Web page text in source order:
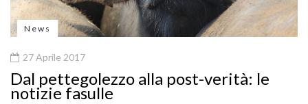
News
27 Aprile 2017
Dal pettegolezzo alla post-verità: le
notizie fasulle